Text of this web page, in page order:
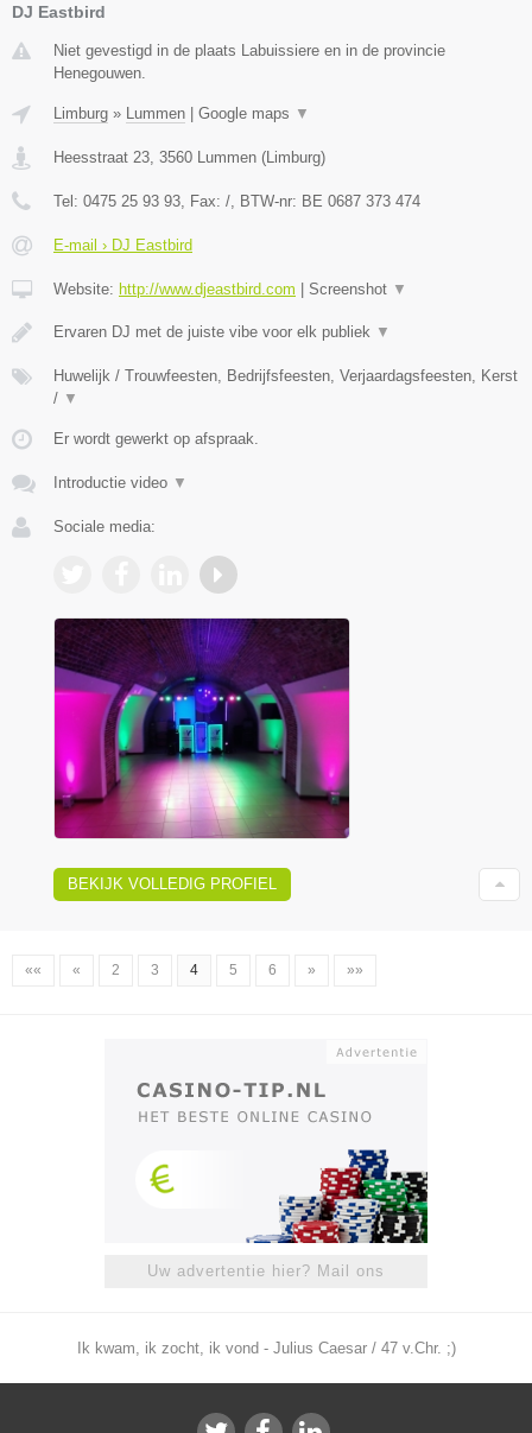
DJ Eastbird
Niet gevestigd in de plaats Labuissiere en in de provincie
Henegouwen.
Limburg » Lummen Google maps ▼
Heesstraat 23 3560 Lummen ( Limburg)
Tel: 0475 25 93 93 , Fax: / , BTW-nr: BE 0687 373 474
E-mail › DJ Eastbird
Website: http://www.djeastbird.com Screenshot ▼
Ervaren DJ met de juiste vibe voor elk publiek ▼
Huwelijk / Trouwfeesten, Bedrijfsfeesten, Verjaardagsfeesten, Kerst
/ ▼
Er wordt gewerkt op afspraak.
Introductie video ▼
Sociale media:
BEKIJK VOLLEDIG PROFIEL
«« « 2 3 4 5 6 » »»
Uw advertentie hier? Mail ons
Ik kwam, ik zocht, ik vond - Julius Caesar / 47 v.Chr. ;)